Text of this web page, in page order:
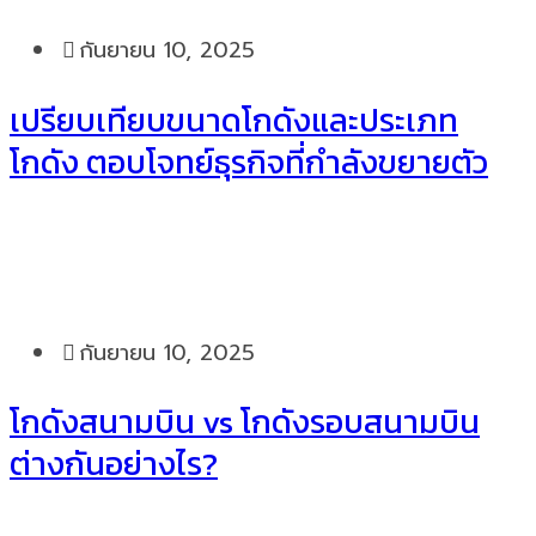
กันยายน 10, 2025
เปรียบเทียบขนาดโกดังและประเภท
โกดัง ตอบโจทย์ธุรกิจที่กำลังขยายตัว
กันยายน 10, 2025
โกดังสนามบิน vs โกดังรอบสนามบิน
ต่างกันอย่างไร?